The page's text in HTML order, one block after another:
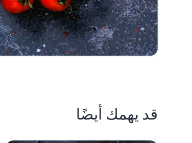
قد يهمك أيضًا